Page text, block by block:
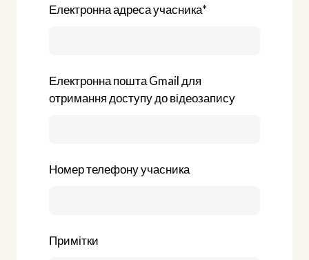
Електронна адреса учасника*
Електронна пошта Gmail для
отримання доступу до відеозапису
Номер телефону учасника
Примітки